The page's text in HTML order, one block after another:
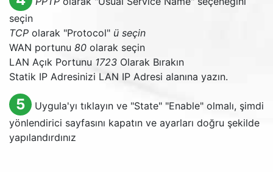
seçin
TCP olarak "Protocol" ü seçin
WAN portunu 80 olarak seçin
LAN Açık Portunu 1723 Olarak Bırakın
Statik IP Adresinizi LAN IP Adresi alanına yazın.
5 Uygula'yı tıklayın ve "State" "Enable" olmalı, şimdi
yönlendirici sayfasını kapatın ve ayarları doğru şekilde
yapılandırdınız